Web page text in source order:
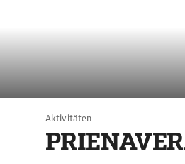
Aktivitäten